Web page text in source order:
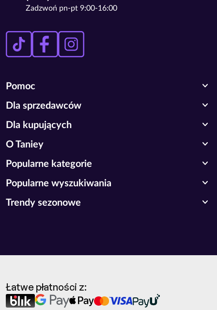
Zadzwoń pn-pt 9:00-16:00
Pomoc expand_more
Dla sprzedawców expand_more
Dla kupujących expand_more
O Taniey expand_more
Popularne kategorie expand_more
Popularne wyszukiwania expand_more
Trendy sezonowe expand_more
Łatwe płatności z: